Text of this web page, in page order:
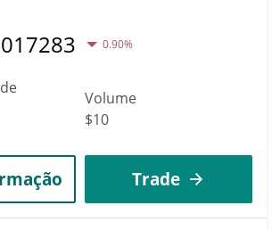
0.90%
Volume
$10
Trade